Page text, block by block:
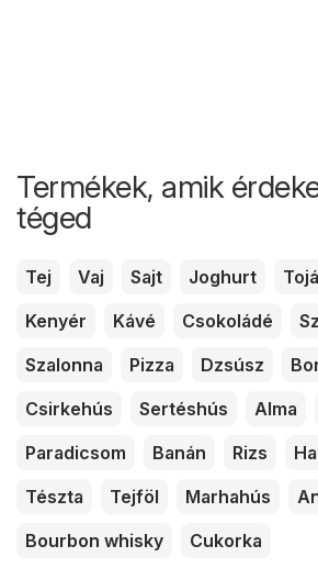
Termékek, amik
téged
Tej Vaj Sajt Joghurt
Kenyér
Kávé Csokoládé
Szalonna
Pizza Dzsúsz
Csirkehús
Sertéshús Alma
Paradicsom
Banán Rizs
Tészta
Tejföl Marhahús
Bourbon whisky
Cukorka